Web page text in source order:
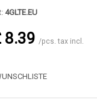
4GLTE.EU
8.39 /pcs. tax incl.